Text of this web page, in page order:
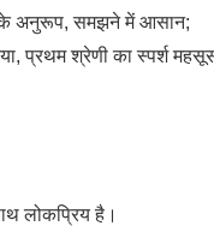
के अनुरूप, समझने में आसान;
प्रथम श्रेणी का स्पर्श
लोकप्रिय है।